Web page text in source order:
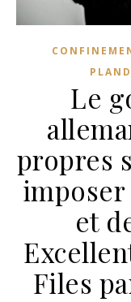
Le
propres
imposer
et
Files